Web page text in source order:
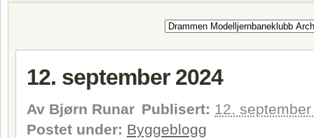
12. september 2024
Av Bjørn Runar Publisert: 12.
Postet under: Byggeblogg